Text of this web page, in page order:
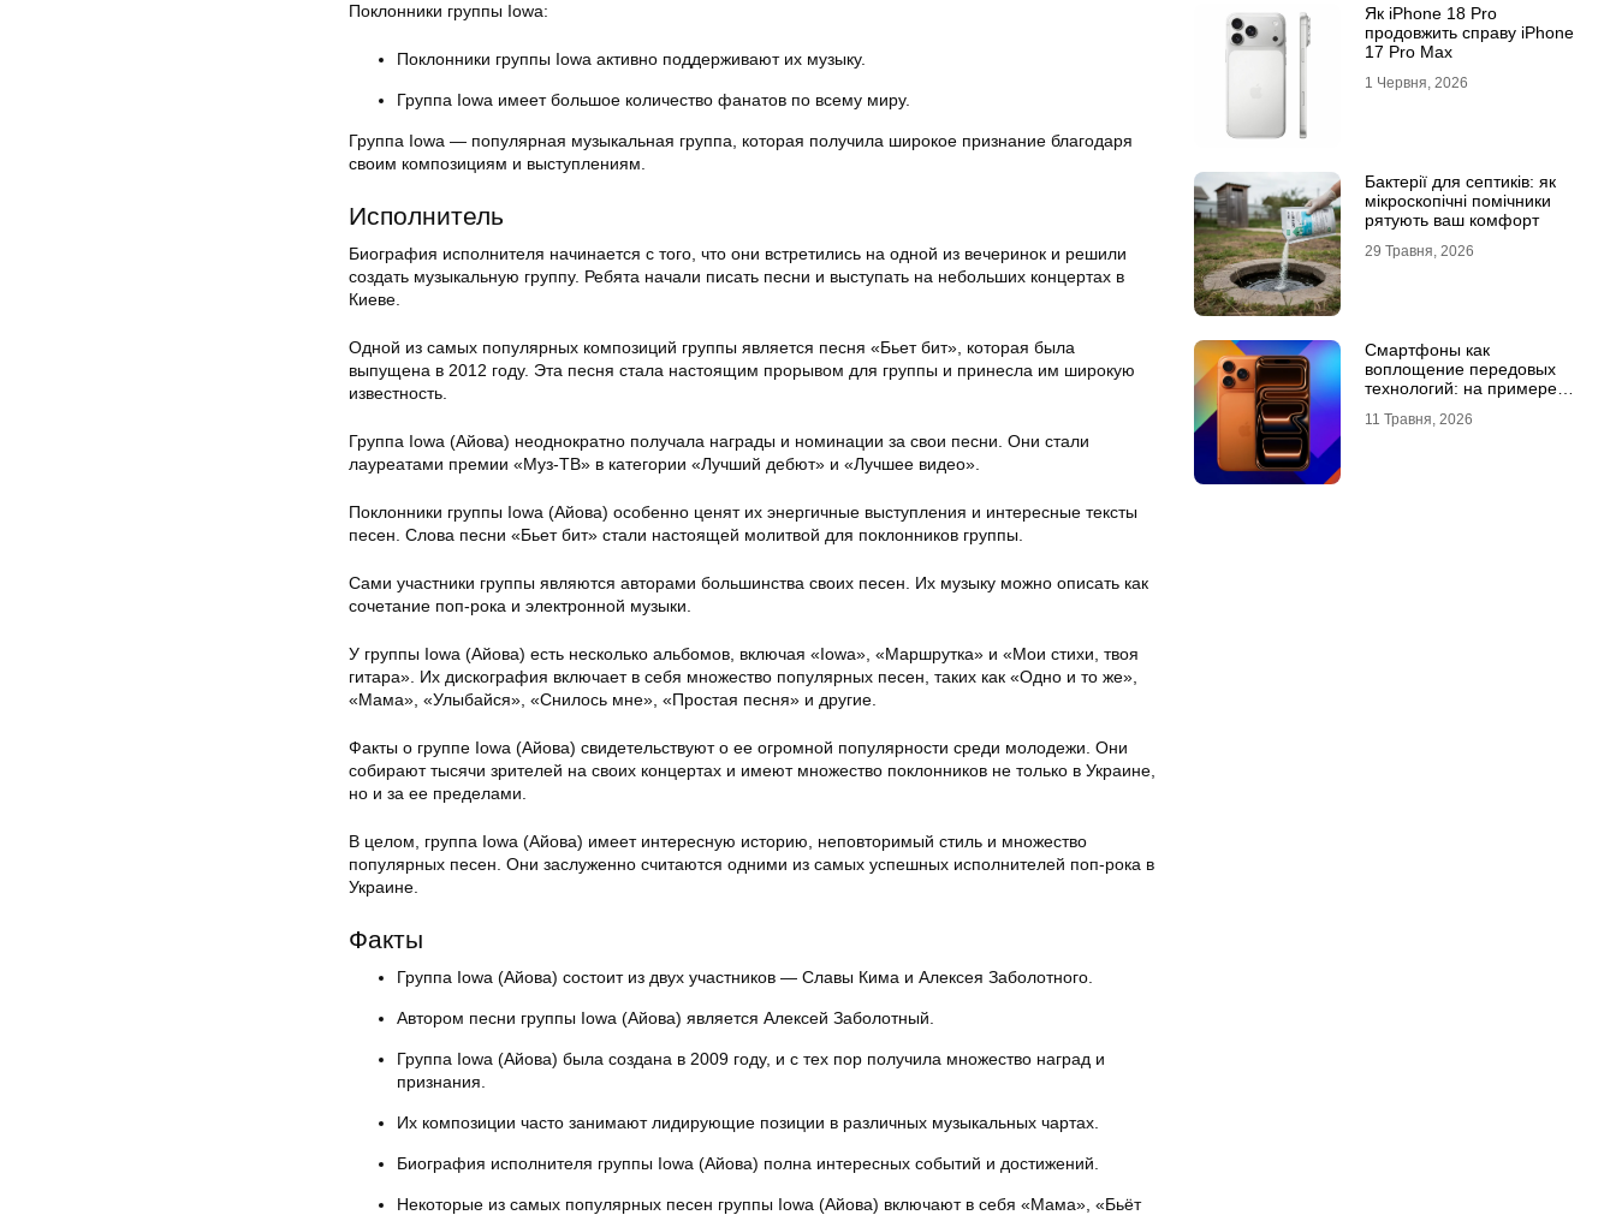
Поклонники группы Iowa:
Поклонники группы Iowa активно поддерживают их музыку.
Группа Iowa имеет большое количество фанатов по всему миру.
Группа Iowa — популярная музыкальная группа, которая получила широкое признание благодаря
своим композициям и выступлениям.
Исполнитель
Биография исполнителя начинается с того, что они встретились на одной из вечеринок и решили
создать музыкальную группу. Ребята начали писать песни и выступать на небольших концертах в
Киеве.
Одной из самых популярных композиций группы является песня «Бьет бит», которая была
выпущена в 2012 году. Эта песня стала настоящим прорывом для группы и принесла им широкую
известность.
Группа Iowa (Айова) неоднократно получала награды и номинации за свои песни. Они стали
лауреатами премии «Муз-ТВ» в категории «Лучший дебют» и «Лучшее видео».
Поклонники группы Iowa (Айова) особенно ценят их энергичные выступления и интересные тексты
песен. Слова песни «Бьет бит» стали настоящей молитвой для поклонников группы.
Сами участники группы являются авторами большинства своих песен. Их музыку можно описать как
сочетание поп-рока и электронной музыки.
У группы Iowa (Айова) есть несколько альбомов, включая «Iowa», «Маршрутка» и «Мои стихи, твоя
гитара». Их дискография включает в себя множество популярных песен, таких как «Одно и то же»,
«Мама», «Улыбайся», «Снилось мне», «Простая песня» и другие.
Факты о группе Iowa (Айова) свидетельствуют о ее огромной популярности среди молодежи. Они
собирают тысячи зрителей на своих концертах и имеют множество поклонников не только в Украине,
но и за ее пределами.
В целом, группа Iowa (Айова) имеет интересную историю, неповторимый стиль и множество
популярных песен. Они заслуженно считаются одними из самых успешных исполнителей поп-рока в
Украине.
Факты
Группа Iowa (Айова) состоит из двух участников — Славы Кима и Алексея Заболотного.
Автором песни группы Iowa (Айова) является Алексей Заболотный.
Группа Iowa (Айова) была создана в 2009 году, и с тех пор получила множество наград и
признания.
Их композиции часто занимают лидирующие позиции в различных музыкальных чартах.
Биография исполнителя группы Iowa (Айова) полна интересных событий и достижений.
Некоторые из самых популярных песен группы Iowa (Айова) включают в себя «Мама», «Бьёт
Як iPhone 18 Pro
продовжить справу iPhone
17 Pro Max
1 Червня, 2026
Бактерії для септиків: як
мікроскопічні помічники
рятують ваш комфорт
29 Травня, 2026
Смартфоны как
воплощение передовых
технологий: на примере
11 Травня, 2026